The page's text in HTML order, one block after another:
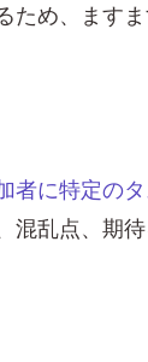
め、ます
者に特定の
混乱点、期